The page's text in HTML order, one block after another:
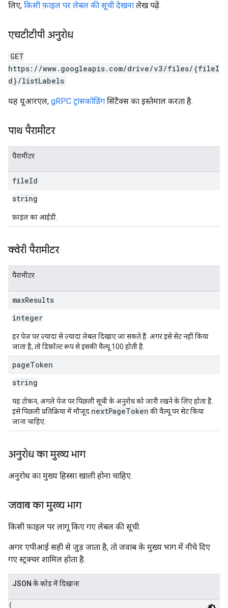
लिए, किसी फ़ाइल पर लेबल की सूची देखना लेख पढ़ें.
एचटीटीपी अनुरोध
GET
https://www.googleapis.com/drive/v3/files/{fileI
d}/listLabels
यह यूआरएल, gRPC ट्रांसकोडिंग सिंटैक्स का इस्तेमाल करता है.
पाथ पैरामीटर
पैरामीटर
fileId
string
फ़ाइल का आईडी.
क्वेरी पैरामीटर
पैरामीटर
maxResults
integer
हर पेज पर ज़्यादा से ज़्यादा लेबल दिखाए जा सकते हैं. अगर इसे सेट नहीं किया
जाता है, तो डिफ़ॉल्ट रूप से इसकी वैल्यू 100 होती है.
pageToken
string
यह टोकन, अगले पेज पर पिछली सूची के अनुरोध को जारी रखने के लिए होता है.
इसे पिछली प्रतिक्रिया में मौजूद nextPageToken की वैल्यू पर सेट किया
जाना चाहिए.
अनुरोध का मुख्य भाग
अनुरोध का मुख्य हिस्सा खाली होना चाहिए.
जवाब का मुख्य भाग
किसी फ़ाइल पर लागू किए गए लेबल की सूची.
अगर एपीआई सही से जुड़ जाता है, ताे जवाब के मुख्य भाग में नीचे दिए
गए स्ट्रक्चर शामिल होता है.
JSON के काेड में दिखाना
{